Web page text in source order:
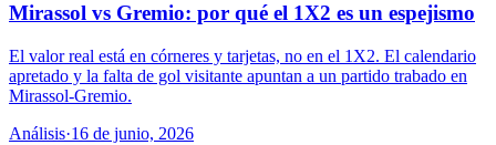
Mirassol vs Gremio: por qué el 1X2 es un espejismo
El valor real está en córneres y tarjetas, no en el 1X2. El calendario
apretado y la falta de gol visitante apuntan a un partido trabado en
Mirassol-Gremio.
Análisis·16 de junio, 2026